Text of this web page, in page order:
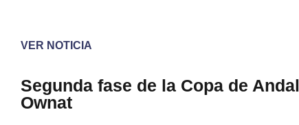
VER NOTICIA
Segunda fase de la Copa de
Ownat